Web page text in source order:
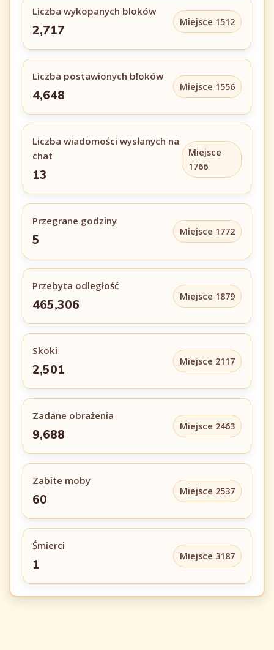
Liczba wykopanych bloków
2,717
Miejsce 1512
Liczba postawionych bloków
4,648
Miejsce 1556
Liczba wiadomości wysłanych na
chat
13
Miejsce
1766
Przegrane godziny
5
Miejsce 1772
Przebyta odległość
465,306
Miejsce 1879
Skoki
2,501
Miejsce 2117
Zadane obrażenia
9,688
Miejsce 2463
Zabite moby
60
Miejsce 2537
Śmierci
1
Miejsce 3187